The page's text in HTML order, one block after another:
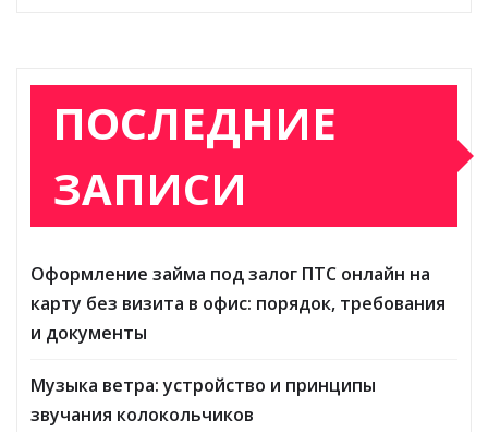
ПОСЛЕДНИЕ
ЗАПИСИ
Оформление займа под залог ПТС онлайн на
карту без визита в офис: порядок, требования
и документы
Музыка ветра: устройство и принципы
звучания колокольчиков